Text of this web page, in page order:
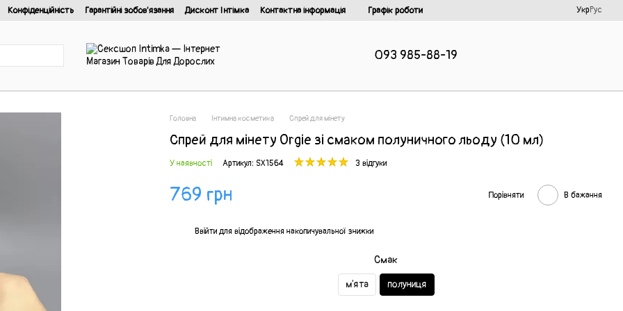
Конфіденційність Гарантійні зобов'язання Дисконт Інтімка Контактна інформація
Графік роботи
УкрРус
093 985-88-19
Головна Інтимна косметика Спрей для мінету
Спрей для мінету Orgie зі смаком полуничного льоду (10 мл)
У наявності Артикул: SX1564 3 відгуки
769 грн Порівняти В бажання
Ввійти для відображення накопичувальної знижки
Смак
м'ята полуниця